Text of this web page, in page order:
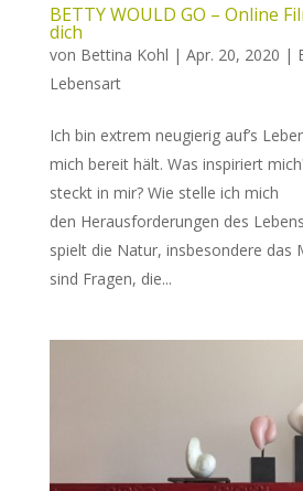
BETTY WOULD GO – Online
dich
von Bettina Kohl | Apr. 20, 2020 |
Lebensart
Ich bin extrem neugierig auf’s
mich bereit hält. Was inspiriert
steckt in mir? Wie stelle ich mich
den Herausforderungen des
spielt die Natur, insbesondere das
sind Fragen, die...